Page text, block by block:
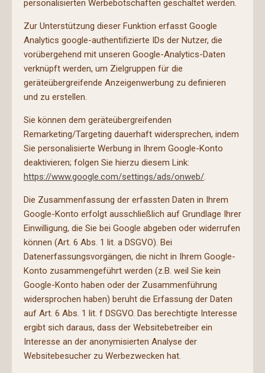
personalisierten Werbebotschaften geschaltet werden.
Zur Unterstützung dieser Funktion erfasst Google
Analytics google-authentifizierte IDs der Nutzer, die
vorübergehend mit unseren Google-Analytics-Daten
verknüpft werden, um Zielgruppen für die
geräteübergreifende Anzeigenwerbung zu definieren
und zu erstellen.
Sie können dem geräteübergreifenden
Remarketing/Targeting dauerhaft widersprechen, indem
Sie personalisierte Werbung in Ihrem Google-Konto
deaktivieren; folgen Sie hierzu diesem Link:
https://www.google.com/settings/ads/onweb/.
Die Zusammenfassung der erfassten Daten in Ihrem
Google-Konto erfolgt ausschließlich auf Grundlage Ihrer
Einwilligung, die Sie bei Google abgeben oder widerrufen
können (Art. 6 Abs. 1 lit. a DSGVO). Bei
Datenerfassungsvorgängen, die nicht in Ihrem Google-
Konto zusammengeführt werden (z.B. weil Sie kein
Google-Konto haben oder der Zusammenführung
widersprochen haben) beruht die Erfassung der Daten
auf Art. 6 Abs. 1 lit. f DSGVO. Das berechtigte Interesse
ergibt sich daraus, dass der Websitebetreiber ein
Interesse an der anonymisierten Analyse der
Websitebesucher zu Werbezwecken hat.